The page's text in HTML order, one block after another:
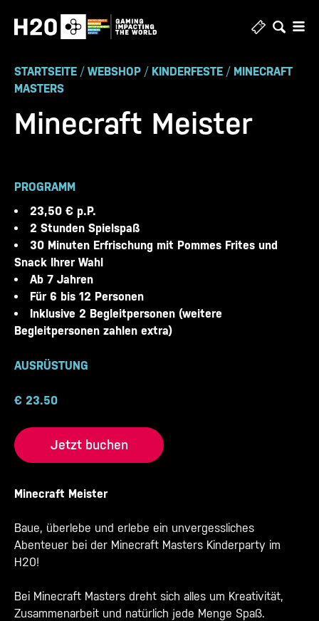
Inhalt
STARTSEITE / WEBSHOP / KINDERFESTE / MINECRAFT
MASTERS
Minecraft Meister
PROGRAMM
23,50 € p.P.
2 Stunden Spielspaß
30 Minuten Erfrischung mit Pommes Frites und
Snack Ihrer Wahl
Ab 7 Jahren
Für 6 bis 12 Personen
Inklusive 2 Begleitpersonen (weitere
Begleitpersonen zahlen extra)
AUSRÜSTUNG
€ 23.50
Jetzt buchen
Minecraft Meister
Baue, überlebe und erlebe ein unvergessliches
Abenteuer bei der Minecraft Masters Kinderparty im
H20!
Bei Minecraft Masters dreht sich alles um Kreativität,
Zusammenarbeit und natürlich jede Menge Spaß.